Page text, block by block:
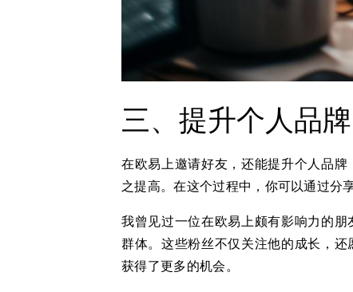
三、提升个人品
在欧易上邀请好友，还能提升个人品
之提高。在这个过程中，你可以通过分
我曾见过一位在欧易上颇有影响力的
群体。这些粉丝不仅关注他的成长，
获得了更多的机会。